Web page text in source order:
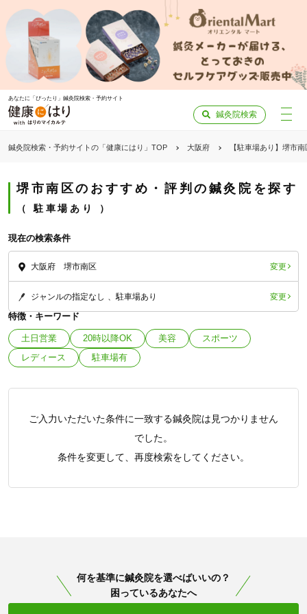
あなたに「ぴったり」鍼灸院検索・予約サイト
鍼灸院検索
鍼灸院検索・予約サイトの「健康にはり」TOP 大阪府 【駐車場あり】堺市
堺市南区のおすすめ・評判の鍼灸院を探す
駐車場あり
現在の検索条件
大阪府 堺市南区 変更
ジャンルの指定なし 駐車場あり 変更
特徴・キーワード
土日営業 20時以降OK 美容
スポーツ
レディース
駐車場有
ご入力いただいた条件に一致する鍼灸院は見つかりません
でした。
条件を変更して、再度検索をしてください。
「健康にはりを見た」
何を基準に鍼灸院を選べばいいの？
困っているあなたへ